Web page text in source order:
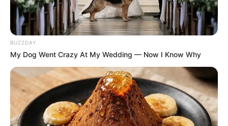
BUZZDAY
My Dog Went Crazy At My Wedding — Now I Know Why